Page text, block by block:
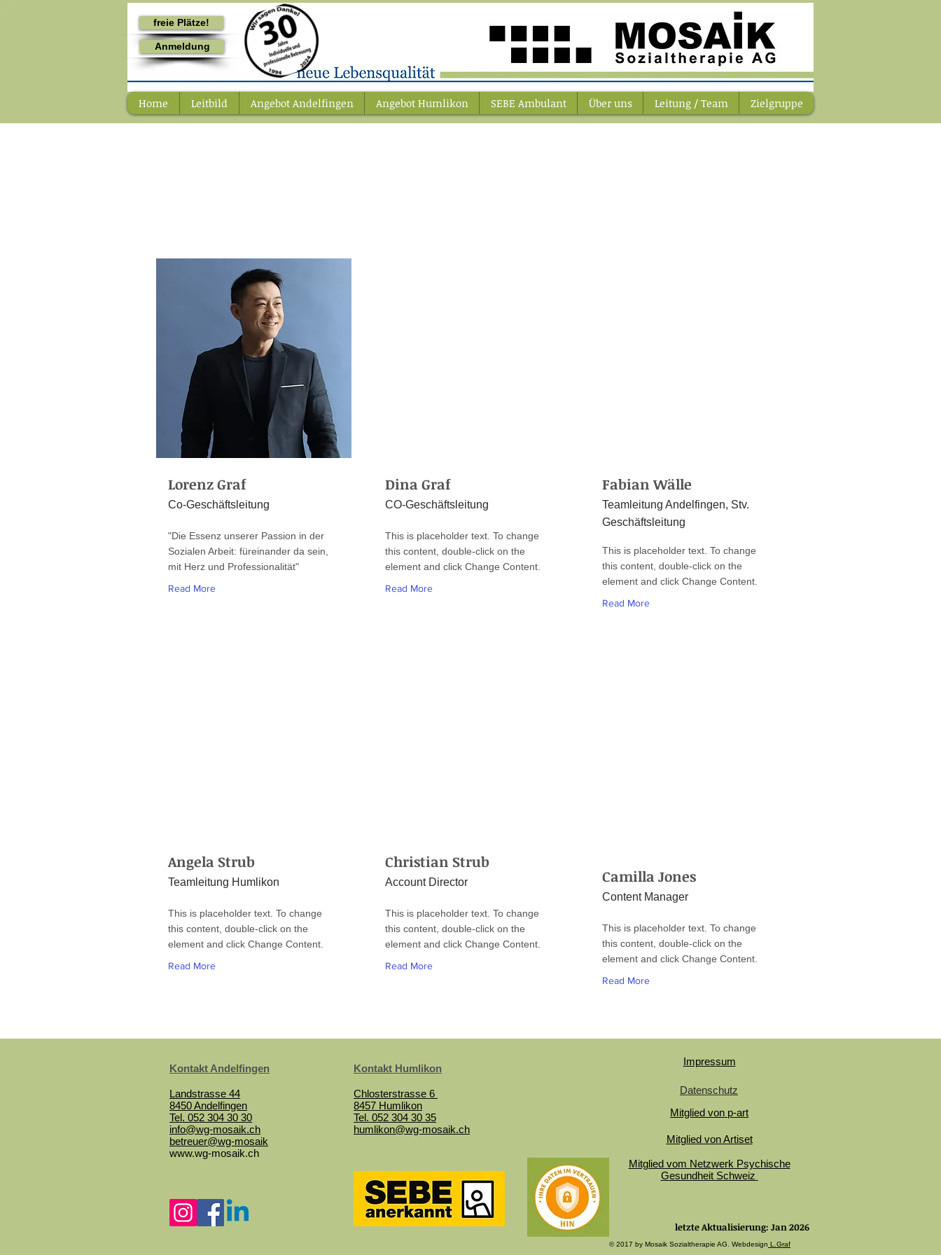
freie Plätze!
Anmeldung
Home Leitbild Angebot Andelfingen Angebot Humlikon SEBE Ambulant Über uns Leitung / Team Zielgruppe
Lorenz Graf
Co-Geschäftsleitung
"Die Essenz unserer Passion in der
Sozialen Arbeit: füreinander da sein,
mit Herz und Professionalität"
Read More
Angela Strub
Teamleitung Humlikon
This is placeholder text. To change
this content, double-click on the
element and click Change Content.
Read More
Dina Graf
CO-Geschäftsleitung
This is placeholder text. To change
this content, double-click on the
element and click Change Content.
Read More
Christian Strub
Account Director
This is placeholder text. To change
this content, double-click on the
element and click Change Content.
Read More
Fabian Wälle
Teamleitung Andelfingen, Stv.
Geschäftsleitung
This is placeholder text. To change
this content, double-click on the
element and click Change Content.
Read More
Camilla Jones
Content Manager
This is placeholder text. To change
this content, double-click on the
element and click Change Content.
Read More
Kontakt Andelfingen
Landstrasse 44
8450 Andelfingen
Tel. 052 304 30 30
info@wg-mosaik.ch
betreuer@wg-mosaik
www.wg-mosaik.ch
Kontakt Humlikon
Chlosterstrasse 6
8457 Humlikon
Tel. 052 304 30 35
humlikon@wg-mosaik.ch
Impressum
Datenschutz
Mitglied von p-art
Mitglied von Artiset
letzte Aktualisierung: Jan 2026
Mitglied vom Netzwerk Psychische
Gesundheit Schweiz
© 2017 by Mosaik Sozialtherapie AG. Webdesign L.Graf